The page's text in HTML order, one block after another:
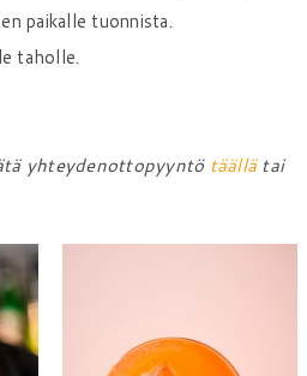
paikalle tuonnista.
taholle.
yhteydenottopyyntö täällä tai